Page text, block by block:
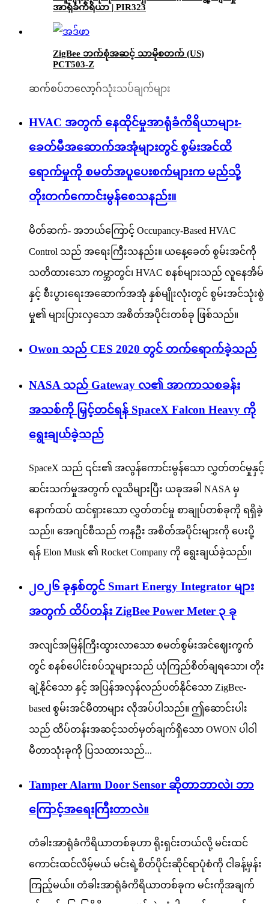
အာရုံခံကိရိယာ | PIR323
ZigBee ဘက်စုံအဆင့် သာမိုစတက် (US)
PCT503-Z
ဆက်စပ်ဘလော့ဂ်သုံးသပ်ချက်များ
HVAC အတွက် နေထိုင်မှုအာရုံခံကိရိယာများ-
ခေတ်မီအဆောက်အအုံများတွင် စွမ်းအင်ထိ
ရောက်မှုကို စမတ်အပူပေးစက်များက မည်သို့
တိုးတက်ကောင်းမွန်စေသနည်း။
မိတ်ဆက်- အဘယ်ကြောင့် Occupancy-Based HVAC
Control သည် အရေးကြီးသနည်း။ ယနေ့ခေတ် စွမ်းအင်ကို
သတိထားသော ကမ္ဘာတွင်၊ HVAC စနစ်များသည် လူနေအိမ်
နှင့် စီးပွားရေးအဆောက်အအုံ နှစ်မျိုးလုံးတွင် စွမ်းအင်သုံးစွဲ
မှု၏ များပြားလှသော အစိတ်အပိုင်းတစ်ခု ဖြစ်သည်။
Owon သည် CES 2020 တွင် တက်ရောက်ခဲ့သည်
NASA သည် Gateway လ၏ အာကာသစခန်း
အသစ်ကို မြှင့်တင်ရန် SpaceX Falcon Heavy ကို
ရွေးချယ်ခဲ့သည်
SpaceX သည် ၎င်း၏ အလွန်ကောင်းမွန်သော လွှတ်တင်မှုနှင့်
ဆင်းသက်မှုအတွက် လူသိများပြီး ယခုအခါ NASA မှ
နောက်ထပ် ထင်ရှားသော လွှတ်တင်မှု စာချုပ်တစ်ခုကို ရရှိခဲ့
သည်။ အေဂျင်စီသည် ကနဦး အစိတ်အပိုင်းများကို ပေးပို့
ရန် Elon Musk ၏ Rocket Company ကို ရွေးချယ်ခဲ့သည်။
၂၀၂၆ ခုနှစ်တွင် Smart Energy Integrator များ
အတွက် ထိပ်တန်း ZigBee Power Meter ၃ ခု
အလျင်အမြန်ကြီးထွားလာသော စမတ်စွမ်းအင်ဈေးကွက်
တွင် စနစ်ပေါင်းစပ်သူများသည် ယုံကြည်စိတ်ချရသော၊ တိုး
ချဲ့နိုင်သော နှင့် အပြန်အလှန်လည်ပတ်နိုင်သော ZigBee-
based စွမ်းအင်မီတာများ လိုအပ်ပါသည်။ ဤဆောင်းပါး
သည် ထိပ်တန်းအဆင့်သတ်မှတ်ချက်ရှိသော OWON ပါဝါ
မီတာသုံးခုကို ပြသထားသည်...
Tamper Alarm Door Sensor ဆိုတာဘာလဲ၊ ဘာ
ကြောင့်အရေးကြီးတာလဲ။
တံခါးအာရုံခံကိရိယာတစ်ခုဟာ ရိုးရှင်းတယ်လို့ မင်းထင်
ကောင်းထင်လိမ့်မယ် မင်းရဲ့စိတ်ပိုင်းဆိုင်ရာပုံစံကို ငါခန့်မှန်း
ကြည့်မယ်။ တံခါးအာရုံခံကိရိယာတစ်ခုက မင်းကိုအချက်